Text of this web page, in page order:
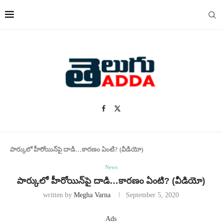
పార్కులో హీరోయిన్‌పై దాడి…కారణం ఏంటి? (వీడియో)
News
పార్కులో హీరోయిన్‌పై దాడి…కారణం ఏంటి? (వీడియో)
written by Megha Varna September 5, 2020
Ads